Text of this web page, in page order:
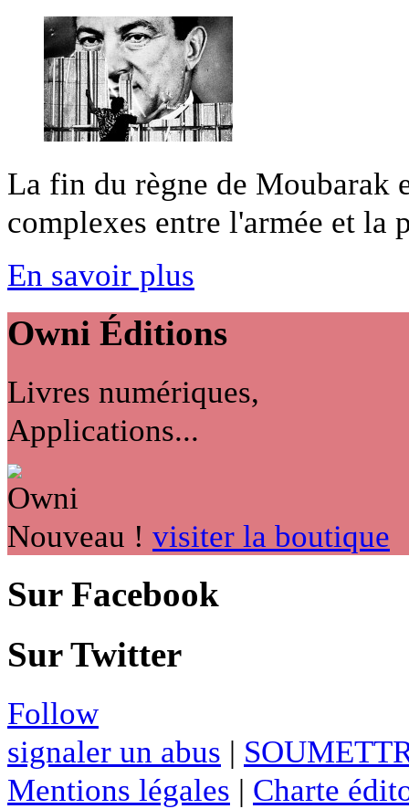
La fin du règne de Moubarak
complexes entre l'armée et la
En savoir plus
Owni Éditions
Livres numériques,
Applications...
Nouveau ! visiter la boutique
Sur Facebook
Sur Twitter
Follow
signaler un abus |
Mentions légales | Charte